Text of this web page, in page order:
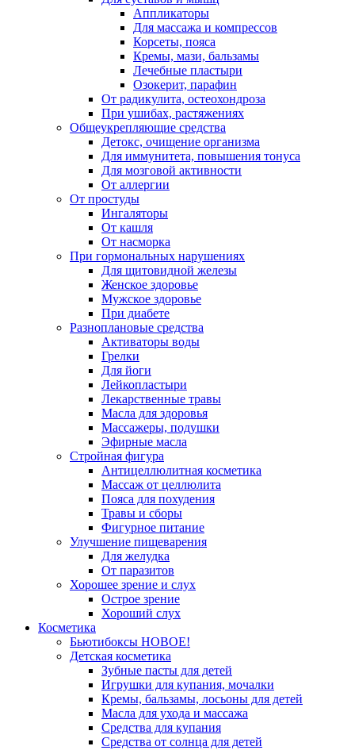
Аппликаторы
Для массажа и компрессов
Корсеты, пояса
Кремы, мази, бальзамы
Лечебные пластыри
Озокерит, парафин
От радикулита, остеохондроза
При ушибах, растяжениях
Общеукрепляющие средства
Детокс, очищение организма
Для иммунитета, повышения тонуса
Для мозговой активности
От аллергии
От простуды
Ингаляторы
От кашля
От насморка
При гормональных нарушениях
Для щитовидной железы
Женское здоровье
Мужское здоровье
При диабете
Разноплановые средства
Активаторы воды
Грелки
Для йоги
Лейкопластыри
Лекарственные травы
Масла для здоровья
Массажеры, подушки
Эфирные масла
Стройная фигура
Антицеллюлитная косметика
Массаж от целлюлита
Пояса для похудения
Травы и сборы
Фигурное питание
Улучшение пищеварения
Для желудка
От паразитов
Хорошее зрение и слух
Острое зрение
Хороший слух
Косметика
Бьютибоксы НОВОЕ!
Детская косметика
Зубные пасты для детей
Игрушки для купания, мочалки
Кремы, бальзамы, лосьоны для детей
Масла для ухода и массажа
Средства для купания
Средства от солнца для детей